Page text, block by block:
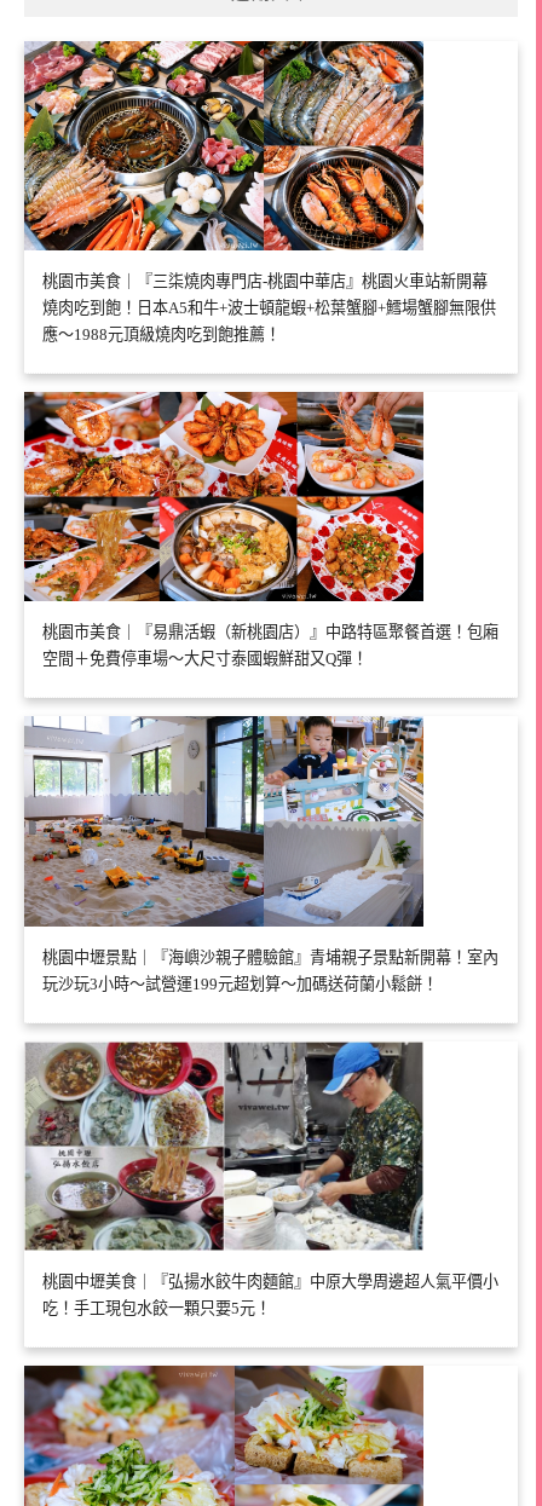
桃園市美食｜『三柒燒肉專門店-桃園中華店』桃園火車站新開幕
燒肉吃到飽！日本A5和牛+波士頓龍蝦+松葉蟹腳+鱈場蟹腳無限供
應～1988元頂級燒肉吃到飽推薦！
桃園市美食｜『易鼎活蝦（新桃園店）』中路特區聚餐首選！包廂
空間＋免費停車場～大尺寸泰國蝦鮮甜又Q彈！
桃園中壢景點｜『海嶼沙親子體驗館』青埔親子景點新開幕！室內
玩沙玩3小時～試營運199元超划算～加碼送荷蘭小鬆餅！
桃園中壢美食｜『弘揚水餃牛肉麵館』中原大學周邊超人氣平價小
吃！手工現包水餃一顆只要5元！